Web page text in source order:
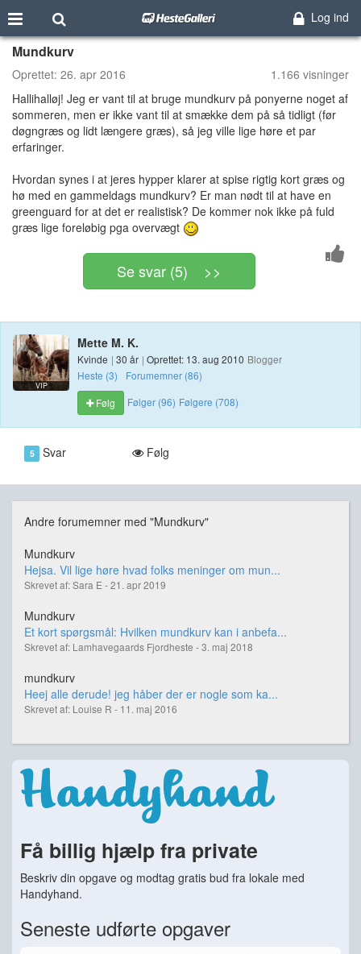
Log ind
Mundkurv
Oprettet: 26. apr 2016
1.166 visninger
Hallihalløj! Jeg er vant til at bruge mundkurv på ponyerne noget af
sommeren, men er ikke vant til at smække dem på så tidligt (før
døgngræs og lidt længere græs), så jeg ville lige høre et par
erfaringer.
Hvordan synes i at jeres hypper klarer at spise rigtig kort græs og
hø med en gammeldags mundkurv? Er man nødt til at have en
greenguard for at det er realistisk? De kommer nok ikke på fuld
græs lige foreløbig pga overvægt
Se svar (5) >>
VIP
Mette M. K.
Kvinde | 30 år | Oprettet: 13. aug 2010 Blogger
Heste (3)
Forumemner (86)
Følg
Følger (96) Følgere (708)
5 Svar Følg
Andre forumemner med "Mundkurv"
Mundkurv
Hejsa. Vil lige høre hvad folks meninger om mun...
Skrevet af: Sara E - 21. apr 2019
Mundkurv
Et kort spørgsmål: Hvilken mundkurv kan i anbefa...
Skrevet af: Lamhavegaards Fjordheste - 3. maj 2018
mundkurv
Heej alle derude! jeg håber der er nogle som ka...
Skrevet af: Louise R - 11. maj 2016
Få billig hjælp fra private
Beskriv din opgave og modtag gratis bud fra lokale med
Handyhand.
Seneste udførte opgaver